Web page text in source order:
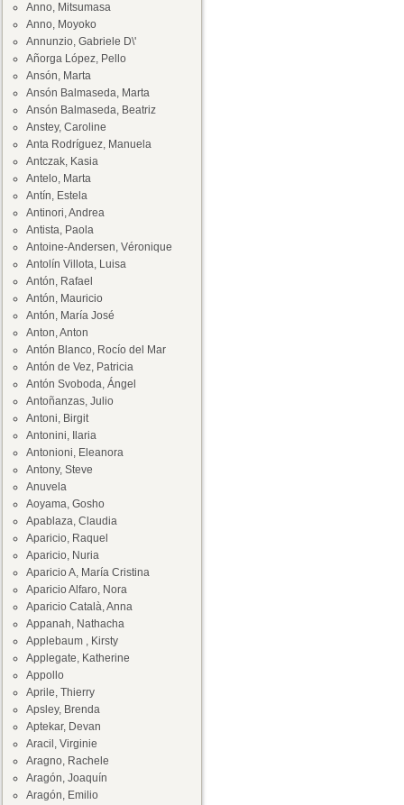
Anno, Mitsumasa
Anno, Moyoko
Annunzio, Gabriele D\'
Añorga López, Pello
Ansón, Marta
Ansón Balmaseda, Marta
Ansón Balmaseda, Beatriz
Anstey, Caroline
Anta Rodríguez, Manuela
Antczak, Kasia
Antelo, Marta
Antín, Estela
Antinori, Andrea
Antista, Paola
Antoine-Andersen, Véronique
Antolín Villota, Luisa
Antón, Rafael
Antón, Mauricio
Antón, María José
Anton, Anton
Antón Blanco, Rocío del Mar
Antón de Vez, Patricia
Antón Svoboda, Ángel
Antoñanzas, Julio
Antoni, Birgit
Antonini, Ilaria
Antonioni, Eleanora
Antony, Steve
Anuvela
Aoyama, Gosho
Apablaza, Claudia
Aparicio, Raquel
Aparicio, Nuria
Aparicio A, María Cristina
Aparicio Alfaro, Nora
Aparicio Català, Anna
Appanah, Nathacha
Applebaum , Kirsty
Applegate, Katherine
Appollo
Aprile, Thierry
Apsley, Brenda
Aptekar, Devan
Aracil, Virginie
Aragno, Rachele
Aragón, Joaquín
Aragón, Emilio